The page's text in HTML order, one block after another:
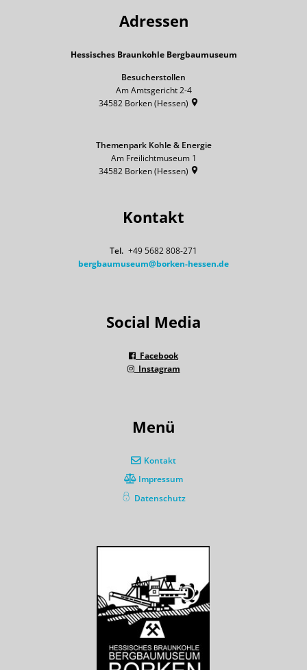
Adressen
Hessisches Braunkohle Bergbaumuseum
Besucherstollen
Am Amtsgericht 2-4
34582 Borken (Hessen)
Themenpark Kohle & Energie
Am Freilichtmuseum 1
34582 Borken (Hessen)
Kontakt
+49 5682 808-271
bergbaumuseum@borken-hessen.de
Social Media
Facebook
Instagram
Menü
Kontakt
Impressum
Datenschutz